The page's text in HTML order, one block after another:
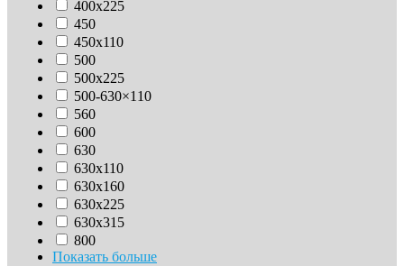
400х225
450
450х110
500
500х225
500-630×110
560
600
630
630х110
630x160
630х225
630х315
800
Показать больше